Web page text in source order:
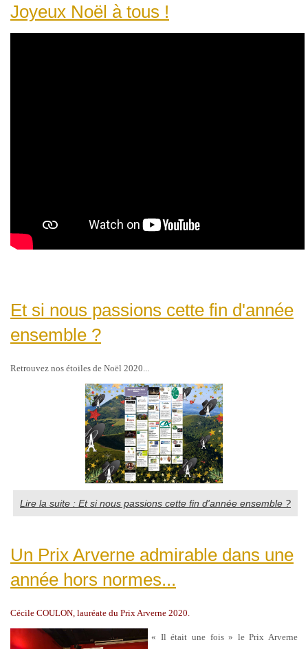
Joyeux Noël à tous !
Et si nous passions cette fin d'année
ensemble ?
Retrouvez nos étoiles de Noël 2020...
Lire la suite : Et si nous passions cette fin d'année ensemble ?
Un Prix Arverne admirable dans une
année hors normes...
Cécile COULON, lauréate du Prix Arverne 2020.
« Il était une fois » le Prix Arverne